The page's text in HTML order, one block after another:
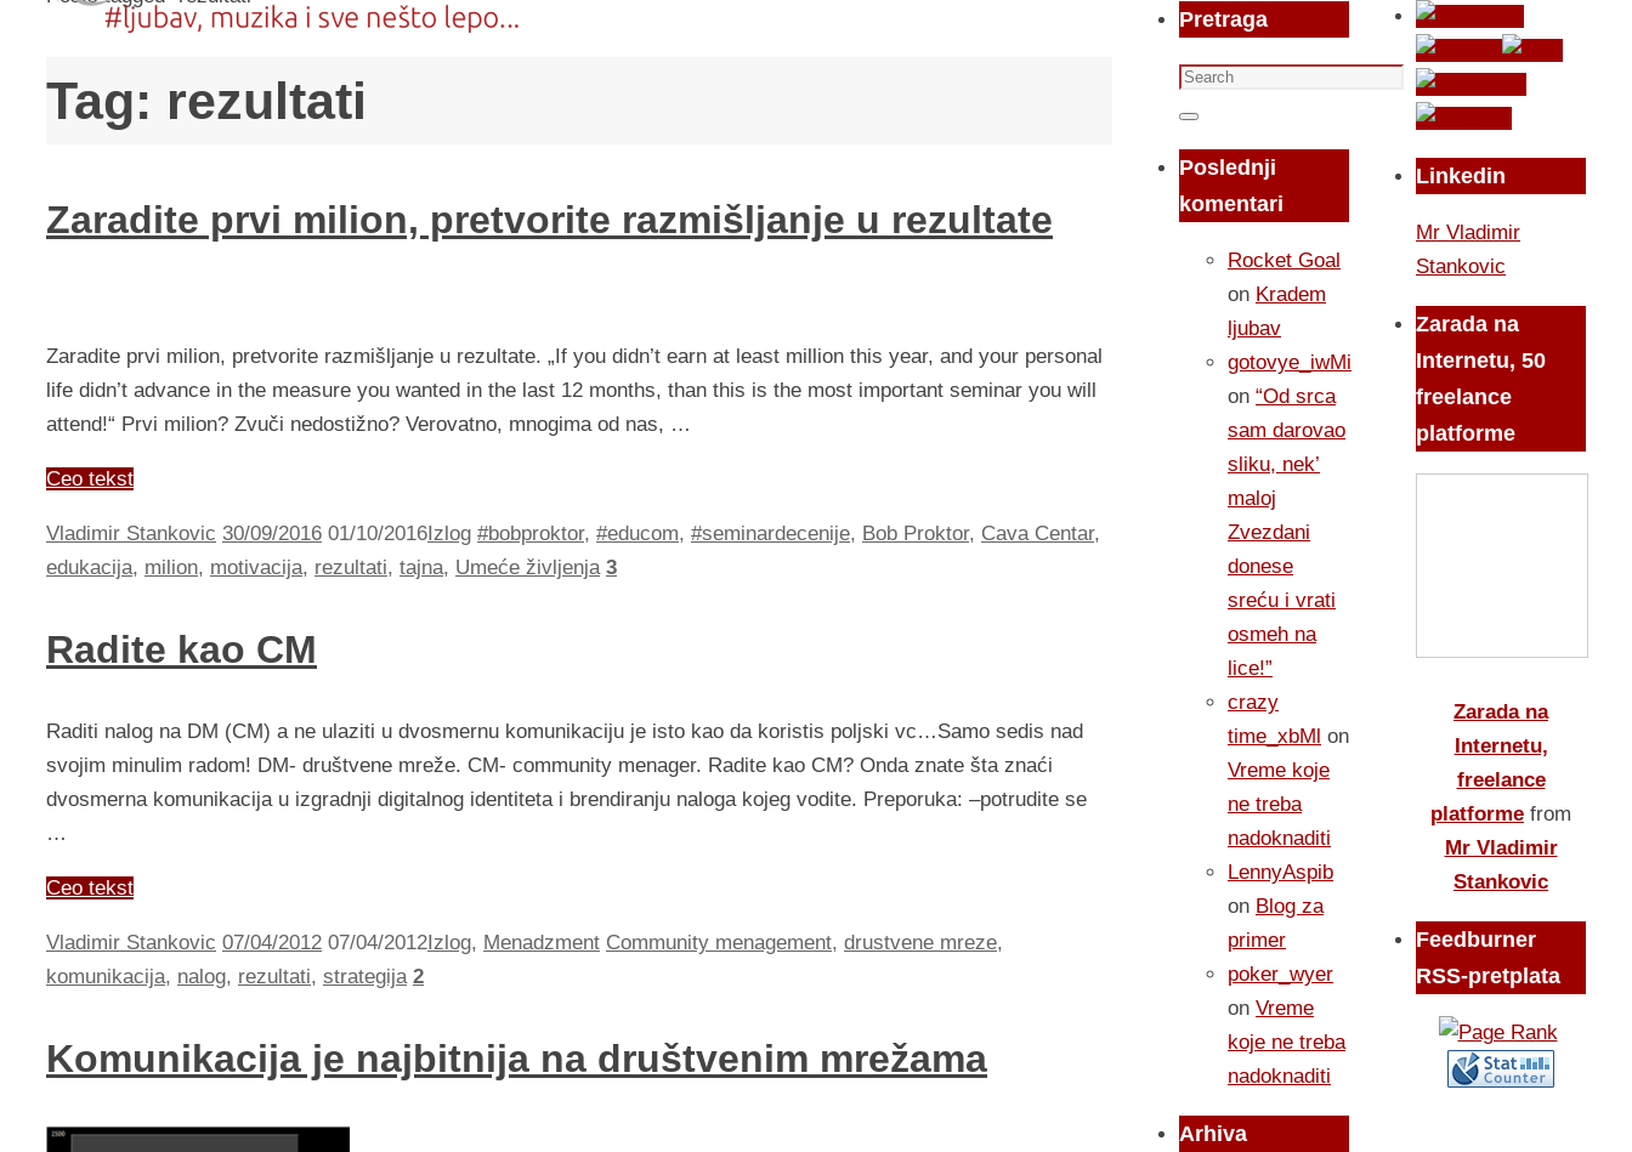
Tag: rezultati
Zaradite prvi milion, pretvorite razmišljanje u rezultate
Zaradite prvi milion, pretvorite razmišljanje u rezultate. „If you didn’t earn at least million this year, and your personal
life didn’t advance in the measure you wanted in the last 12 months, than this is the most important seminar you will
attend!“ Prvi milion? Zvuči nedostižno? Verovatno, mnogima od nas, …
Ceo tekst
Vladimir Stankovic 30/09/2016 01/10/2016Izlog #bobproktor, #educom, #seminardecenije, Bob Proktor, Cava Centar,
edukacija, milion, motivacija, rezultati, tajna, Umeće življenja 3
Radite kao CM
Raditi nalog na DM (CM) a ne ulaziti u dvosmernu komunikaciju je isto kao da koristis poljski vc…Samo sedis nad
svojim minulim radom! DM- društvene mreže. CM- community menager. Radite kao CM? Onda znate šta znaći
dvosmerna komunikacija u izgradnji digitalnog identiteta i brendiranju naloga kojeg vodite. Preporuka: –potrudite se
…
Ceo tekst
Vladimir Stankovic 07/04/2012 07/04/2012Izlog, Menadzment Community menagement, drustvene mreze,
komunikacija, nalog, rezultati, strategija 2
Komunikacija je najbitnija na društvenim mrežama
Pretraga
Search
for:
Search
Poslednji
komentari
Rocket Goal
on Kradem
ljubav
gotovye_iwMi
on “Od srca
sam darovao
sliku, nek’
maloj
Zvezdani
donese
sreću i vrati
osmeh na
lice!”
crazy
time_xbMl on
Vreme koje
ne treba
nadoknaditi
LennyAspib
on Blog za
primer
poker_wyer
on Vreme
koje ne treba
nadoknaditi
Arhiva
Linkedin
Mr Vladimir
Stankovic
Zarada na
Internetu, 50
freelance
platforme
Zarada na
Internetu,
freelance
platforme from
Mr Vladimir
Stankovic
Feedburner
RSS-pretplata